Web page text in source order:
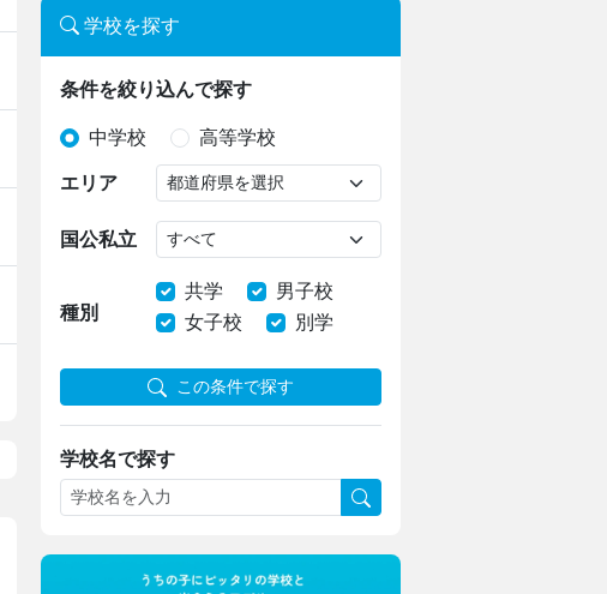
学校を探す
条件を絞り込んで探す
中学校 高等学校
エリア
国公私立
種別
共学
男子校
女子校
別学
この条件で探す
学校名で探す